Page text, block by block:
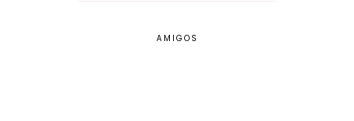
AMIGOS